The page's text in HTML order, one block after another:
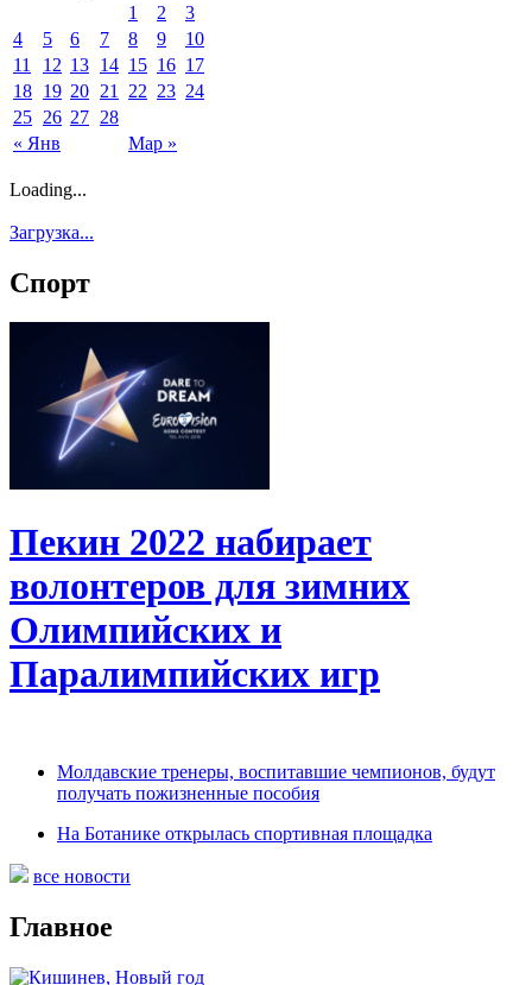
« Янв Мар »
1 2
3
4
5 6 7 8 9
10
11
12 13 14 15 16 17
18 19 20 21 22 23 24
25 26 27 28
Loading...
Загрузка...
Спорт
Пекин 2022 набирает
волонтеров для зимних
Олимпийских и
Паралимпийских игр
Молдавские тренеры, воспитавшие чемпионов, будут
получать пожизненные пособия
На Ботанике открылась спортивная площадка
все новости
Главное